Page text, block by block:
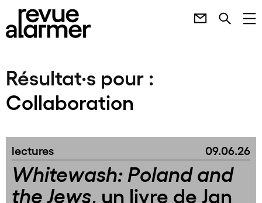
Résultat·s pour :
Collaboration
lectures 09.06.26
Whitewash: Poland and
the Jews, un livre de Jan